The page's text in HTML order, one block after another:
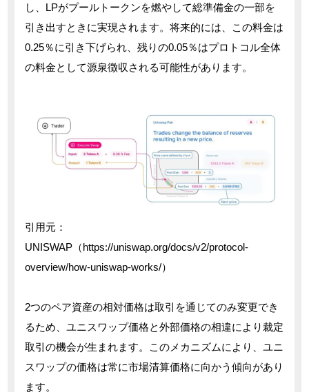
し、LPがプールトークンを燃やして総準備金の一部を
引き出すときに実現されます。将来的には、この料金は
0.25％に引き下げられ、残りの0.05％はプロトコル全体
の料金として源泉徴収される可能性があります。
引用元：
UNISWAP（https://uniswap.org/docs/v2/protocol-
overview/how-uniswap-works/）
2つのペア資産の相対価格は取引を通じてのみ変更でき
るため、ユニスワップ価格と外部価格の相違により裁定
取引の機会が生まれます。このメカニズムにより、ユニ
スワップの価格は常に市場清算価格に向かう傾向があり
ます。